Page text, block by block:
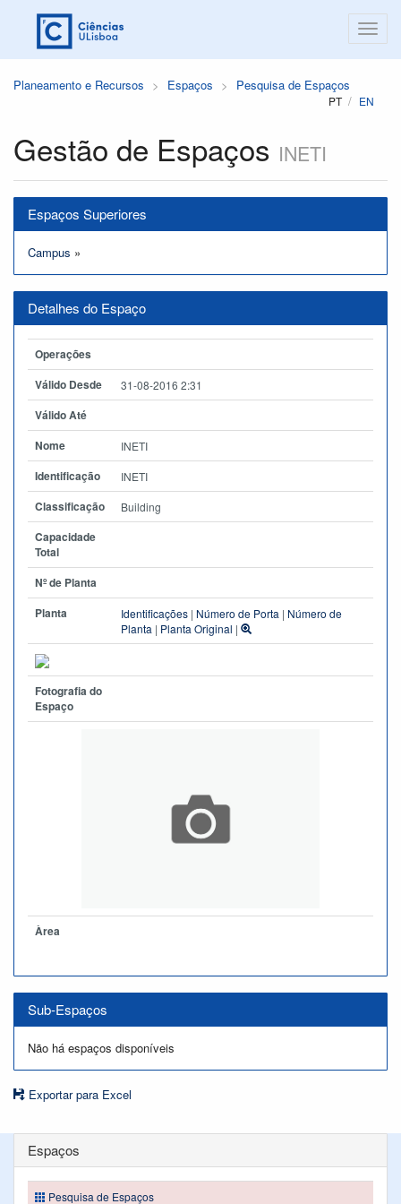
Planeamento e Recursos Espaços Pesquisa de Espaços
PT EN
Gestão de Espaços INETI
Espaços Superiores
Campus »
Detalhes do Espaço
Operações
Válido Desde
31-08-2016 2:31
Válido Até
Nome
INETI
Identificação INETI
Classificação Building
Capacidade
Total
Nº de Planta
Planta
Identificações | Número de Porta | Número de
Planta | Planta Original |
Fotografia do
Espaço
Àrea
Sub-Espaços
Não há espaços disponíveis
Exportar para Excel
Espaços
Pesquisa de Espaços